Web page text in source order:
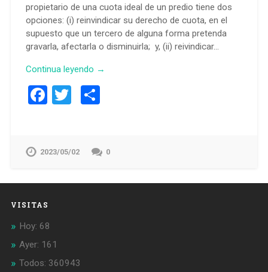
propietario de una cuota ideal de un predio tiene dos
opciones: (i) reinvindicar su derecho de cuota, en el
supuesto que un tercero de alguna forma pretenda
gravarla, afectarla o disminuirla; y, (ii) reivindicar…
Continua leyendo →
Facebook
Twitter
2023/05/02 0
VISITAS
Hoy: 68
Ayer: 161
Todos: 360943